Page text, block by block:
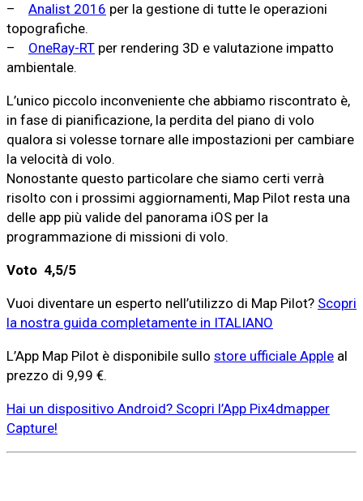
– Analist 2016 per la gestione di tutte le operazioni
topografiche.
– OneRay-RT per rendering 3D e valutazione impatto
ambientale.
L’unico piccolo inconveniente che abbiamo riscontrato è,
in fase di pianificazione, la perdita del piano di volo
qualora si volesse tornare alle impostazioni per cambiare
la velocità di volo.
Nonostante questo particolare che siamo certi verrà
risolto con i prossimi aggiornamenti, Map Pilot resta una
delle app più valide del panorama iOS per la
programmazione di missioni di volo.
Voto 4,5/5
Vuoi diventare un esperto nell’utilizzo di Map Pilot? Scopri
la nostra guida completamente in ITALIANO
L’App Map Pilot è disponibile sullo store ufficiale Apple al
prezzo di 9,99 €.
Hai un dispositivo Android? Scopri l’App Pix4dmapper
Capture!